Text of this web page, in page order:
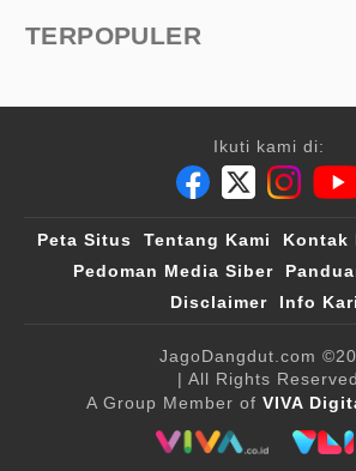
TERPOPULER
Ikuti kami di:
Peta Situs Tentang Kami Kontak
Pedoman Media Siber
Disclaimer
Info
JagoDangdut.com
| All Rights Reserved
A Group Member of VIVA